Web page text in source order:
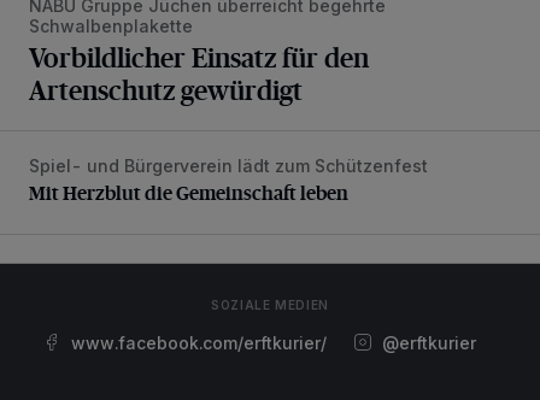
NABU Gruppe Jüchen überreicht begehrte
Schwalbenplakette
Vorbildlicher Einsatz für den
Artenschutz gewürdigt
Mit Herzblut die Gemeinschaft leben
Spiel- und Bürgerverein lädt zum Schützenfest
Mit Herzblut die Gemeinschaft leben
SOZIALE MEDIEN
www.facebook.com/erftkurier/ @erftkurier